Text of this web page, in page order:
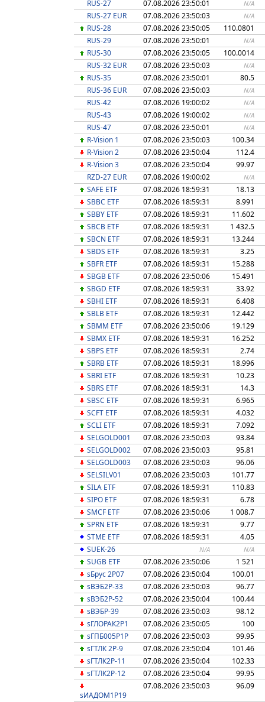
RUS-27 07.08.2026 23:50:01 N/A
RUS-27 EUR 07.08.2026 23:50:03 N/A
RUS-28 07.08.2026 23:50:05
110.0801
RUS-29
07.08.2026 23:50:01 N/A
RUS-30 07.08.2026 23:50:05
100.0014
RUS-32 EUR
07.08.2026 23:50:03 N/A
RUS-35 07.08.2026 23:50:01
80.5
RUS-36 EUR
07.08.2026 23:50:03 N/A
RUS-42 07.08.2026 19:00:02 N/A
RUS-43 07.08.2026 19:00:02 N/A
RUS-47 07.08.2026 23:50:01 N/A
R-Vision 1 07.08.2026 23:50:03
100.34
R-Vision 2
07.08.2026 23:50:04
112.4
R-Vision 3
07.08.2026 23:50:04
99.97
RZD-27 EUR
07.08.2026 19:00:02 N/A
SAFE ETF 07.08.2026 18:59:31
18.13
SBBC ETF
07.08.2026 18:59:31
8.991
SBBY ETF
07.08.2026 18:59:31
11.602
SBCB ETF
07.08.2026 18:59:31
1 432.5
SBCN ETF
07.08.2026 18:59:31
13.244
SBDS ETF
07.08.2026 18:59:31
3.25
SBFR ETF
07.08.2026 18:59:31
15.288
SBGB ETF
07.08.2026 23:50:06
15.491
SBGD ETF
07.08.2026 18:59:31
33.92
SBHI ETF
07.08.2026 18:59:31
6.408
SBLB ETF
07.08.2026 18:59:31
12.442
SBMM ETF
07.08.2026 23:50:06
19.129
SBMX ETF
07.08.2026 18:59:31
16.252
SBPS ETF
07.08.2026 18:59:31
2.74
SBRB ETF
07.08.2026 18:59:31
18.996
SBRI ETF
07.08.2026 18:59:31
10.23
SBRS ETF
07.08.2026 18:59:31
14.3
SBSC ETF
07.08.2026 18:59:31
6.965
SCFT ETF
07.08.2026 18:59:31
4.032
SCLI ETF
07.08.2026 18:59:31
7.092
SELGOLD001
07.08.2026 23:50:03
93.84
SELGOLD002
07.08.2026 23:50:03
95.81
SELGOLD003
07.08.2026 23:50:03
96.06
SELSILV01
07.08.2026 23:50:03
101.77
SILA ETF
07.08.2026 18:59:31
110.83
SIPO ETF
07.08.2026 18:59:31
6.78
SMCF ETF
07.08.2026 23:50:06
1 008.7
SPRN ETF
07.08.2026 18:59:31
9.77
STME ETF
07.08.2026 18:59:31
4.05
SUEK-26
N/A N/A
SUGB ETF 07.08.2026 23:50:06
1 521
sБрус 2Р07
07.08.2026 23:50:04
100.01
sВЭБ2P-33
07.08.2026 23:50:03
96.77
sВЭБ2Р-52
07.08.2026 23:50:04
100.44
sВЭБP-39
07.08.2026 23:50:03
98.12
sГЛОРАК2Р1
07.08.2026 23:50:05
100
sГПБ005P1P
07.08.2026 23:50:03
99.95
sГТЛК 2P-9
07.08.2026 23:50:04
101.46
sГТЛК2P-11
07.08.2026 23:50:04
102.33
sГТЛК2P-12
07.08.2026 23:50:04 99.95
sИАДОМ1P19
07.08.2026 23:50:03 96.09